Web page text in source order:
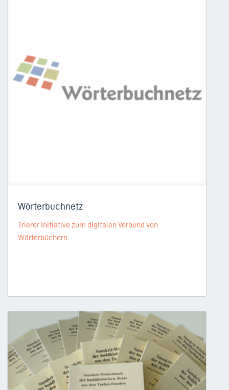
Wörterbuchnetz
Trierer Initiative zum digitalen Verbund von
Wörterbüchern